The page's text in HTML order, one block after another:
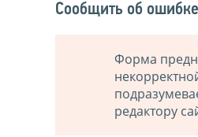
Сообщить об ошибке
Форма
редактору